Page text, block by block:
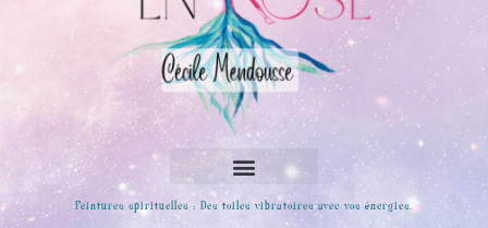
Peintures spirituelles : Des toiles vibratoires avec vos énergies.